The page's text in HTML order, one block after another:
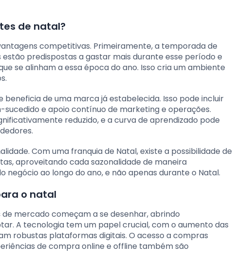
de natal?
competitivas. Primeiramente, a temporada de
predispostas a gastar mais durante esse período e
se alinham a essa época do ano. Isso cria um ambiente
de uma marca já estabelecida. Isso pode incluir
e apoio contínuo de marketing e operações.
reduzido, e a curva de aprendizado pode
Com uma franquia de Natal, existe a possibilidade de
aproveitando cada sazonalidade de maneira
ao longo do ano, e não apenas durante o Natal.
o natal
mercado começam a se desenhar, abrindo
A tecnologia tem um papel crucial, com o aumento das
robustas plataformas digitais. O acesso a compras
de compra online e offline também são